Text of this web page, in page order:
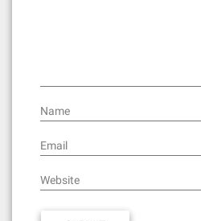
Name
Email
Website